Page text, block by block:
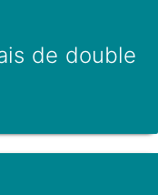
de double